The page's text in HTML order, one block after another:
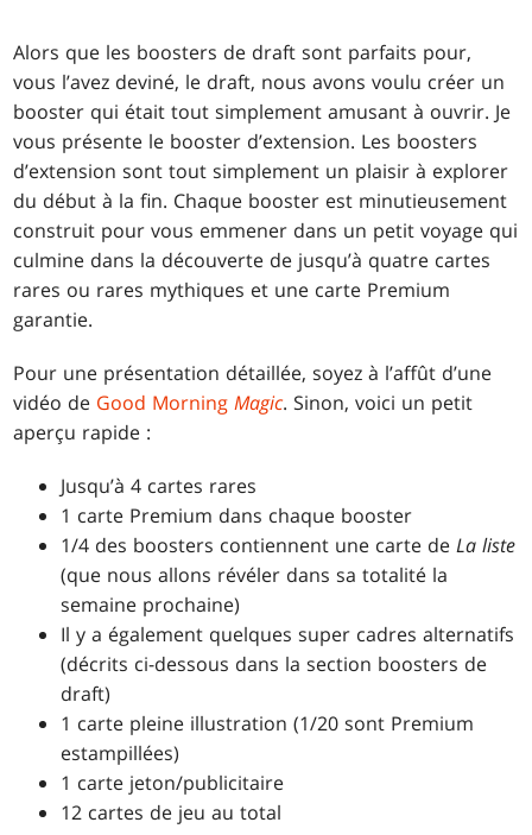
Alors que les boosters de draft sont parfaits pour,
vous l’avez deviné, le draft, nous avons voulu créer un
booster qui était tout simplement amusant à ouvrir. Je
vous présente le booster d’extension. Les boosters
d’extension sont tout simplement un plaisir à explorer
du début à la fin. Chaque booster est minutieusement
construit pour vous emmener dans un petit voyage qui
culmine dans la découverte de jusqu’à quatre cartes
rares ou rares mythiques et une carte Premium
garantie.
Pour une présentation détaillée, soyez à l’affût d’une
vidéo de Good MorningMagic. Sinon, voici un petit
aperçu rapide :
Jusqu’à 4 cartes rares
1 carte Premium dans chaque booster
1/4 des boosters contiennent une carte deLa liste
(que nous allons révéler dans sa totalité la
semaine prochaine)
Il y a également quelques super cadres alternatifs
(décrits ci-dessous dans la section boosters de
draft)
1 carte pleine illustration (1/20 sont Premium
estampillées)
1 carte jeton/publicitaire
12 cartes de jeu au total